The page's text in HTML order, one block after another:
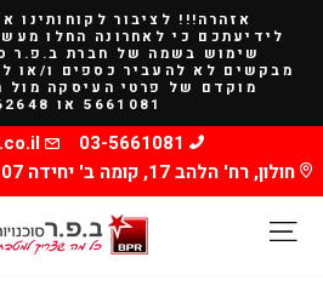
קריאה
אזהרה!!! לציבור לקוחותינו
לידיעתכם כי לאחרונה החלו
שימוש בשמה של חברת ב.פ.ר
מבקשים לא להעביר כספים ו/או
5661081 או 03-5662648
03-5661081
חולון, רח' הלהב 17, קומה ב' יחידה C-07